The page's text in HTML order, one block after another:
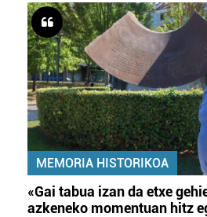
MEMORIA HISTORIKOA
«Gai tabua izan da etxe
azkeneko momentuan hitz